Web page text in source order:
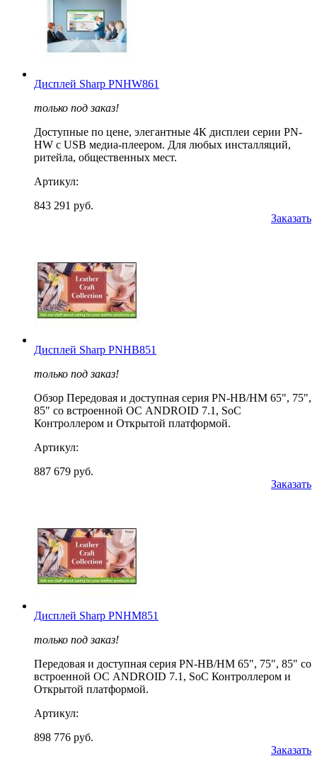
Дисплей Sharp PNHW861
только под заказ!
Доступные по цене, элегантные 4К дисплеи серии PN-
HW с USB медиа-плеером. Для любых инсталляций,
ритейла, общественных мест.
Артикул:
843 291 руб.
Заказать
Дисплей Sharp PNHB851
только под заказ!
Обзор Передовая и доступная серия PN-HB/HM 65", 75",
85" со встроенной ОС ANDROID 7.1, SoC
Контроллером и Открытой платформой.
Артикул:
887 679 руб.
Заказать
Дисплей Sharp PNHM851
только под заказ!
Передовая и доступная серия PN-HB/HM 65", 75", 85" со
встроенной ОС ANDROID 7.1, SoC Контроллером и
Открытой платформой.
Артикул:
898 776 руб.
Заказать